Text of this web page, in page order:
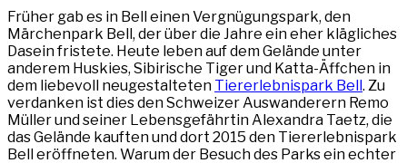
Früher gab es in Bell einen Vergnügungspark, den
Märchenpark Bell, der über die Jahre ein eher klägliches
Dasein fristete. Heute leben auf dem Gelände unter
anderem Huskies, Sibirische Tiger und Katta-Äffchen in
dem liebevoll neugestalteten Tiererlebnispark Bell. Zu
verdanken ist dies den Schweizer Auswanderern Remo
Müller und seiner Lebensgefährtin Alexandra Taetz, die
das Gelände kauften und dort 2015 den Tiererlebnispark
Bell eröffneten. Warum der Besuch des Parks ein echter